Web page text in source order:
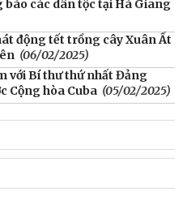
các dân tộc tại Hà Giang
động tết trồng cây Xuân Ất
(06/02/2025)
với Bí thư thứ nhất Đảng
Cộng hòa Cuba (05/02/2025)